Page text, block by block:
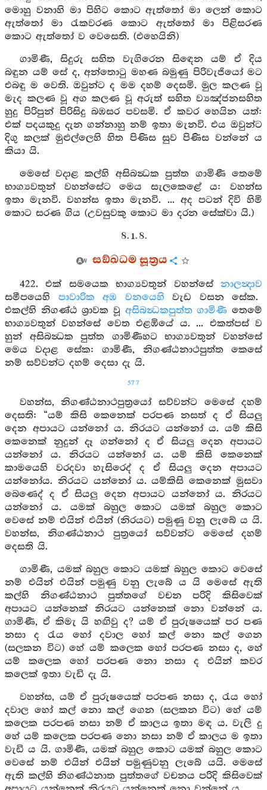
මොහු වනාහි මා පිහිට කොට ඇත්තෝ මා ලෙන් කොට
ඇත්තෝ මා රැකවරණ කොට ඇත්තෝ මා පිළිසරණ
කොට ඇත්තෝ ව වෙසෙති. (එහෙයිනි)
ගාමිණී, සිදුරු සහිත වැගිරෙන සිඳෙන යම් ඒ දිය
බඳුන යම් සේ ද, අන්තොටු මහණ බමුණු පිරිවැජියෝ මට
එබඳු ම වෙති. ඔවුන්ට ද මම දහම් දෙසමි. මුල කලණ වූ
මැද කලණ වූ අග කලණ වූ අරුත් සහිත ව්‍යඤ්ජනසහිත
හුදු පිරිපුන් පිරිසිදු බඹසර පවසමි. ඒ කවර හෙයින යත්:
එක් පදයකුදු දැන ගන්නාහු නම් ඉතා මැනවි. එය ඔවුන්ට
දිගු කලක් මුළුල්ලෙහි හිත පිණිස සුව පිණිස වන්නේ ය
කියා යි.
මෙසේ වදාළ කල්හි අසිබන්‍ධක පුත්ත ගාමිණී තෙමේ
භාග්‍යවතුන් වහන්සේට මෙය සැලකෙළේ ය: වහන්ස
ඉතා මැනවි. වහන්ස ඉතා මැනවි. ... අද පටන් දිවි හිමි
කොට සරණ ගිය (උවසුවකු කොට මා දරන සේක්වා යි.)
8. 1. 8.
සඞ්ඛධම සූත්‍රය
422. එක් සමයෙක භාග්‍යවතුන් වහන්සේ නාලන්‍දාව
සමීපයෙහි පාවාරික අඹ වනයෙහි වැඩ වසන සේක.
එකල්හි නිගණ්ඨ ශ්‍රාවක වූ අසිබන්‍ධකපුත්ත ගාමිණී තෙමේ
භාග්‍යවතුන් වහන්සේ වෙත එළඹියේ ය. ... එකත්පස් ව
හුන් අසිබන්‍ධක පුත්ත ගාමිණීහට භාග්‍යවතුන් වහන්සේ
මෙය වදාළ සේක: ගාමිණී, නිගණ්ඨනාථපුත්ත කෙසේ
නම් සව්වන්ට දහම් දෙසා දැ යි.
577
වහන්ස, නිගණ්ඨනාථපුත්‍රයෝ සව්වන්ට මෙසේ දහම්
දෙසති: “යම් කිසි කෙනෙක් පරපණ නසත් ද ඒ සියලු
දෙන අපායට යන්නෝ ය. නිරයට යන්නෝ ය. යම් කිසි
කෙනෙක් නුදුන් දෑ ගන්නෝ ද ඒ සියලු දෙන අපායට
යන්නෝ ය. නිරයට යන්නෝ ය. යම් කිසි කෙනෙක්
කාමයෙහි වරදවා හැසිරෙද් ද ඒ සියලු දෙන අපායට
යන්නෝය. නිරයට යන්නෝ ය. යම්කිසි කෙනෙක් මුසවා
බෙණෙද් ද ඒ සියලු දෙන අපායට යන්නෝ ය. නිරයට
යන්නෝ ය. යමක් බහුල කොට යමක් බහුල කොට
වෙසේ නම් එයින් එයින් (නිරයට) පමුණු වනු ලැබේ ය යි.
වහන්ස, නිගණ්ඨනාථ පුත්‍රයෝ සව්වන්ට මෙසේ දහම්
දෙසති යි.
ගාමිණී, යමක් බහුල කොට යමක් බහුල කොට වෙසේ
නම් එයින් එයින් පමුණු වනු ලැබේ ය යි මෙසේ ඇති
කල්හි නිගණ්ඨනාථ පුත්තගේ වචන පරිදි කිසිවෙක්
අපායට යන්නෙක් නිරයට යන්නෙක් නො වන්නේ ය.
ගාමිණී, ඒ කිමැ යි හඟිවු ද? යම් ඒ පුරුෂයෙක් පර පණ
නසා ද රැය හෝ දවාල හෝ කල් නො කල් ගෙන
(සලකන විට) හේ යම් කලෙක හෝ පරපණ නසා ද, හේ
යම් කලෙක හෝ පරපණ නො නසා ද එයින් කවර
කලෙක් ඉතා වැඩි දැ යි.
වහන්ස, යම් ඒ පුරුෂයෙක් පරපණ නසා ද, රැය හෝ
දවාල හෝ කල් නො කල් ගෙන (සලකන විට) හේ යම්
කලෙක පරපණ නසා නම් ඒ කාලය ඉතා මඳ ය. වැලි දු
හේ යම් කලෙක පරපණ නො නසා නම් ඒ කාලය ම ඉතා
වැඩි ය යි. ගාමිණී, යමක් බහුල කොට යමක් බහුල කොට
වෙසේ නම් එයින් එයින් පමුණුවනු ලැබේ යයි. මෙසේ
ඇති කල්හි නිගණ්ඨනාත පුත්තගේ වචනය පරිදි කිසිවෙක්